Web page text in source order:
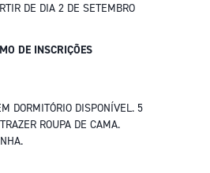
DE DIA 2 DE SETEMBRO
DE INSCRIÇÕES
DORMITÓRIO DISPONÍVEL. 5
ROUPA DE CAMA.